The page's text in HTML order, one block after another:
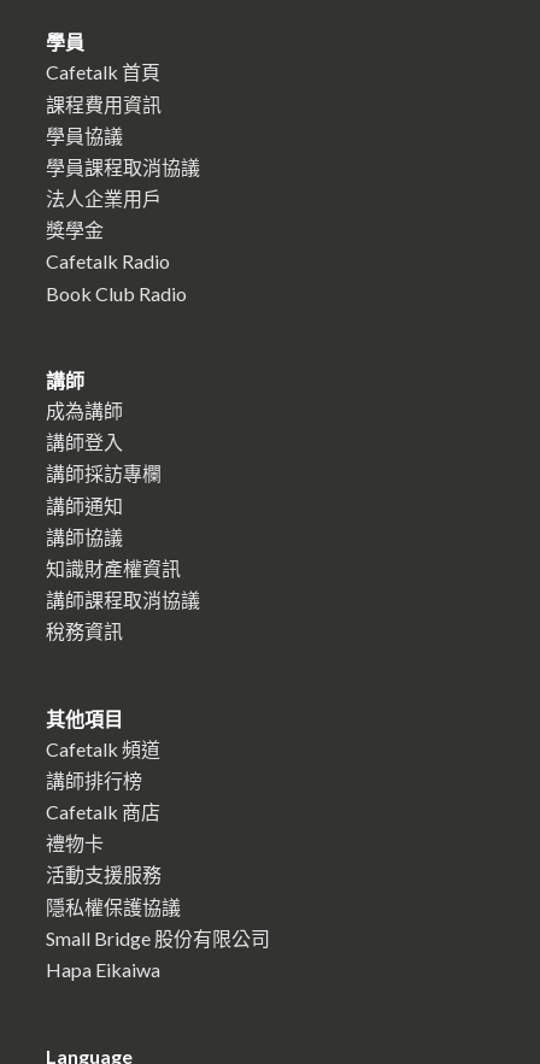
學員
Cafetalk 首頁
課程費用資訊
學員協議
學員課程取消協議
法人企業用戶
獎學金
Cafetalk Radio
Book Club Radio
講師
成為講師
講師登入
講師採訪專欄
講師通知
講師協議
知識財產權資訊
講師課程取消協議
稅務資訊
其他項目
Cafetalk 頻道
講師排行榜
Cafetalk 商店
禮物卡
活動支援服務
隱私權保護協議
Small Bridge 股份有限公司
Hapa Eikaiwa
Language